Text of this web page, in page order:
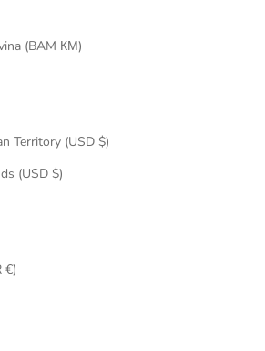
Bosnia & Herzegovina (BAM КМ)
British Indian Ocean Territory (USD $)
British Virgin Islands (USD $)
Burkina Faso (EUR €)